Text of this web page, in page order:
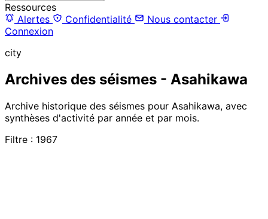
Ressources
Alertes
Confidentialité
Nous contacter
Connexion
city
Archives des séismes - Asahikawa
Archive historique des séismes pour Asahikawa, avec
synthèses d'activité par année et par mois.
Filtre : 1967